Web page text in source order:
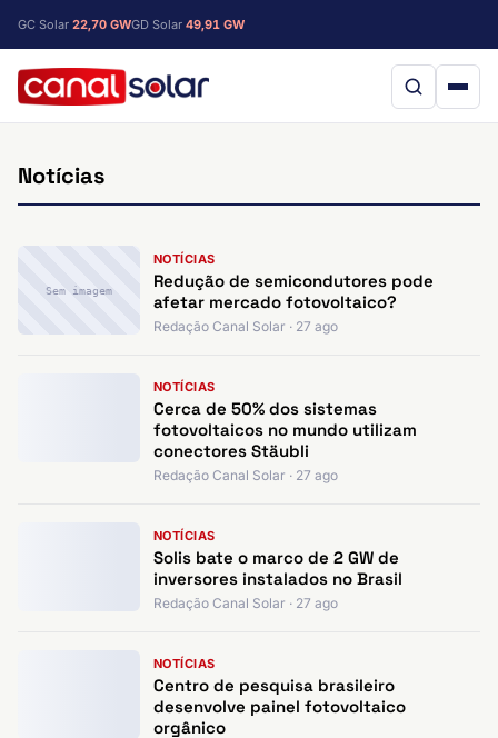
GC Solar 22,70 GWGD Solar 49,91 GW
Notícias
Sem imagem
NOTÍCIAS
Redução de semicondutores pode
afetar mercado fotovoltaico?
Redação Canal Solar · 27 ago
NOTÍCIAS
Cerca de 50% dos sistemas
fotovoltaicos no mundo utilizam
conectores Stäubli
Redação Canal Solar · 27 ago
NOTÍCIAS
Solis bate o marco de 2 GW de
inversores instalados no Brasil
Redação Canal Solar · 27 ago
NOTÍCIAS
Centro de pesquisa brasileiro
desenvolve painel fotovoltaico
orgânico